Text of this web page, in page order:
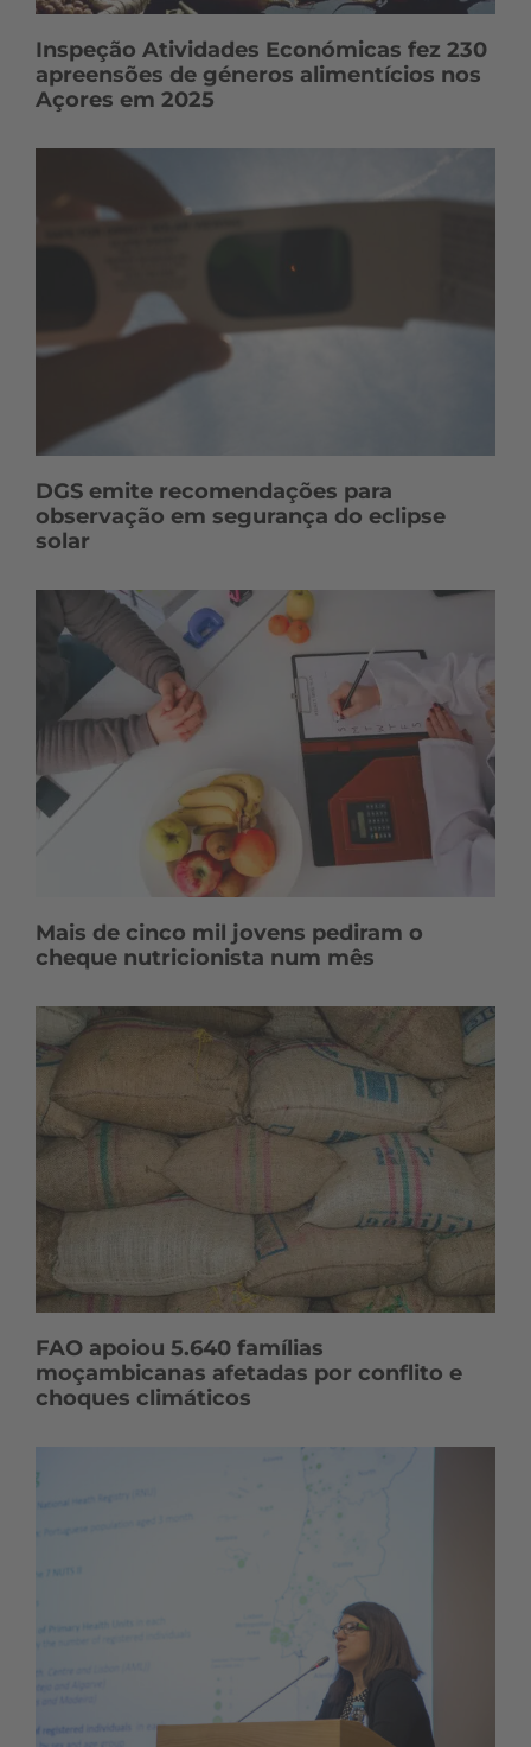
Inspeção Atividades Económicas fez 230
apreensões de géneros alimentícios nos
Açores em 2025
DGS emite recomendações para
observação em segurança do eclipse
solar
Mais de cinco mil jovens pediram o
cheque nutricionista num mês
FAO apoiou 5.640 famílias
moçambicanas afetadas por conflito e
choques climáticos